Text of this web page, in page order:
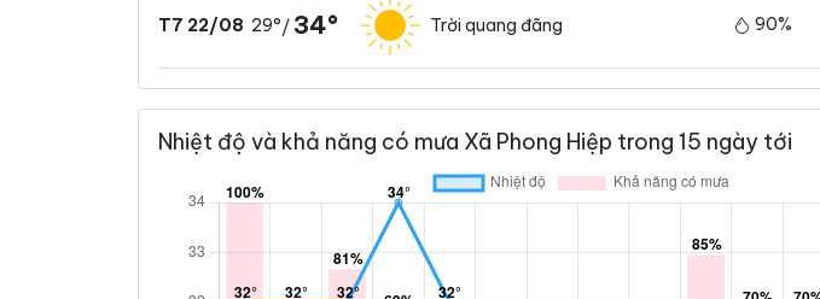
T7 22/08 29°/34° Trời quang đãng 90%
Nhiệt độ và khả năng có mưa Xã Phong Hiệp trong 15 ngày tới